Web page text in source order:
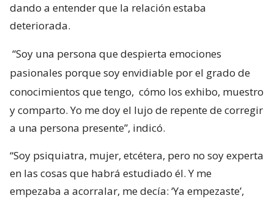
dando a entender que la relación estaba
deteriorada.
“Soy una persona que despierta emociones
pasionales porque soy envidiable por el grado de
conocimientos que tengo, cómo los exhibo, muestro
y comparto. Yo me doy el lujo de repente de corregir
a una persona presente”, indicó.
“Soy psiquiatra, mujer, etcétera, pero no soy experta
en las cosas que habrá estudiado él. Y me
empezaba a acorralar, me decía: ‘Ya empezaste’,